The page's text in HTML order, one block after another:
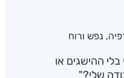
, נפש ורוח
בלי ההישגים או
שלי?"